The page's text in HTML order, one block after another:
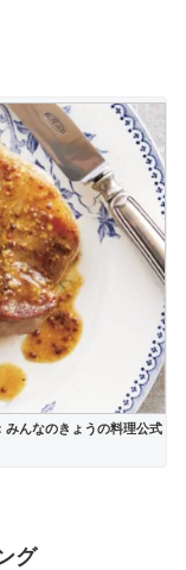
みんなのきょうの料理公式
グ